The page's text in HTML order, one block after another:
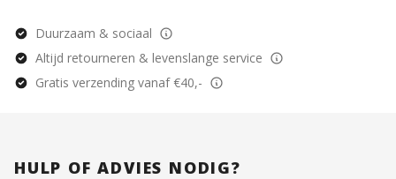
Duurzaam & sociaal
Altijd retourneren & levenslange service
Gratis verzending vanaf €40,-
HULP OF ADVIES NODIG?